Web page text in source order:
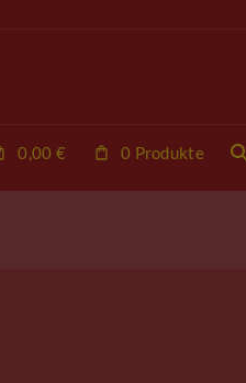
0,00 € 0 Produkte